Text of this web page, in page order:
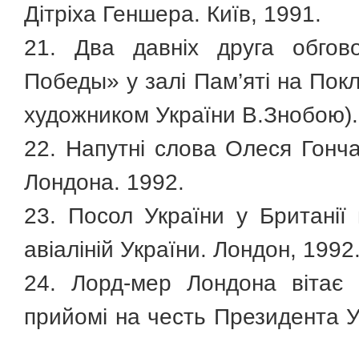
Дітріха Геншера. Київ, 1991.
21. Два давніх друга
Победы» у залі Пам’яті на
художником України
22. Напутні слова Олеся
Лондона. 1992.
23. Посол України у
авіаліній України. Лондон,
24. Лорд-мер Лондона
прийомі на честь Президента